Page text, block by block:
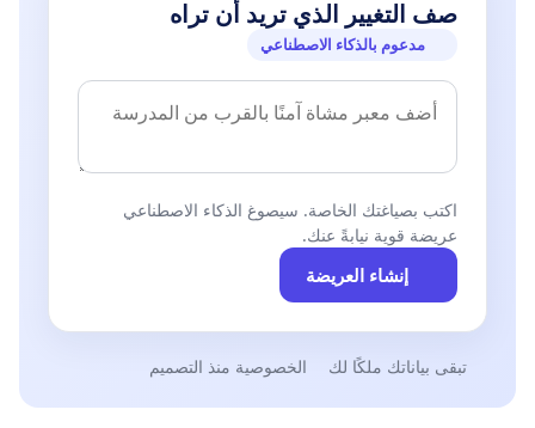
صف التغيير الذي تريد أن تراه
مدعوم بالذكاء الاصطناعي
اكتب بصياغتك الخاصة. سيصوغ الذكاء الاصطناعي
عريضة قوية نيابةً عنك.
إنشاء العريضة
تبقى بياناتك ملكًا لك الخصوصية منذ التصميم